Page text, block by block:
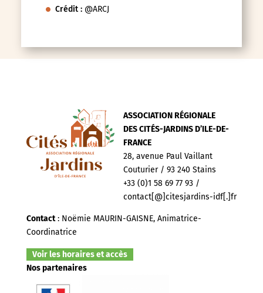
Crédit : @ARCJ
ASSOCIATION RÉGIONALE
DES CITÉS-JARDINS D’ILE-DE-
FRANCE
28, avenue Paul Vaillant
Couturier / 93 240 Stains
+33 (0)1 58 69 77 93 /
contact[@]citesjardins-idf[.]fr
Contact: Noëmie MAURIN-GAISNE, Animatrice-
Coordinatrice
Voir les horaires et accès
Nos partenaires